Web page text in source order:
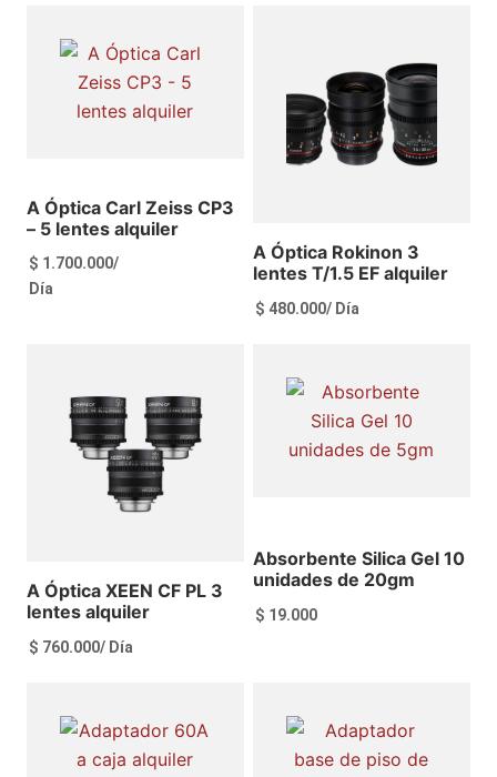
Ver más Ver más
A Óptica Carl Zeiss CP3
– 5 lentes alquiler
$ 1.700.000/
Día
Ver más
A Óptica Rokinon 3
lentes T/1.5 EF alquiler
$ 480.000/ Día
Ver más
A Óptica XEEN CF PL 3
lentes alquiler
$ 760.000/ Día
Ver más
Absorbente Silica Gel 10
unidades de 20gm
$ 19.000
Añadir al carrito